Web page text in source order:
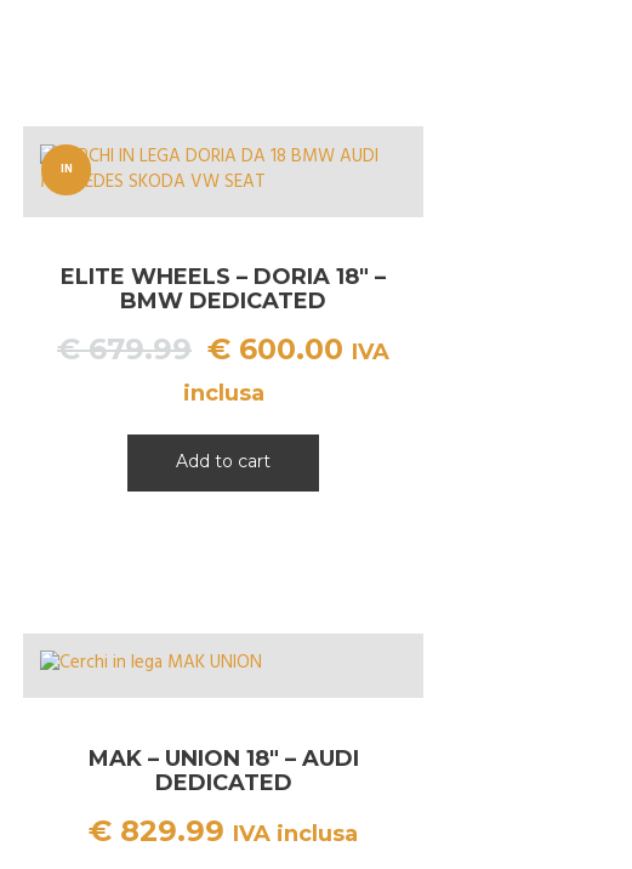
IN
OFFERT
ELITE WHEELS – DORIA 18″ –
BMW DEDICATED
€679.99 Il
prezzo
era:
€ 679.99.
€ 600.00 Il
IVA
inclusa
Add to cart
MAK – UNION 18″ – AUDI
DEDICATED
€ 829.99 IVA inclusa